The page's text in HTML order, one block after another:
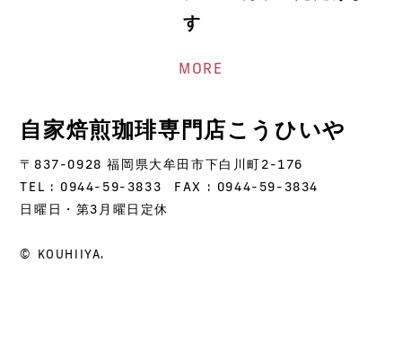
す
MORE
自家焙煎珈琲専門店こうひいや
〒837-0928 福岡県大牟田市下白川町2-176
TEL : 0944-59-3833
FAX : 0944-59-3834
日曜日・第3月曜日定休
© KOUHIIYA.